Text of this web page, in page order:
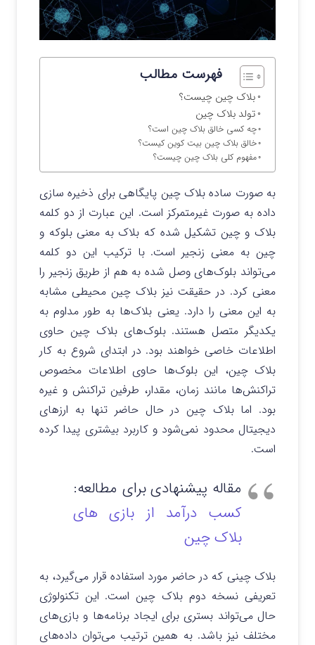
فهرست مطالب
بلاک چین چیست؟
تولد بلاک چین
چه کسی خالق بلاک چین است؟
خالق بلاک چین بیت کوین کیست؟
مفهوم کلی بلاک چین چیست؟
به صورت ساده بلاک چین پایگاهی برای ذخیره سازی
داده به صورت غیرمتمرکز است. این عبارت از دو کلمه
بلاک و چین تشکیل شده که بلاک به معنی بلوکه و
چین به معنی زنجیر است. با ترکیب این دو کلمه
می‌تواند بلوک‌های وصل شده به هم از طریق زنجیر را
معنی کرد. در حقیقت نیز بلاک چین محیطی مشابه
به این معنی را دارد. یعنی بلاک‌ها به طور مداوم به
یکدیگر متصل هستند. بلوک‌های بلاک چین حاوی
اطلاعات خاصی خواهند بود. در ابتدای شروع به کار
بلاک چین، این بلوک‌ها حاوی اطلاعات مخصوص
تراکنش‌ها مانند زمان، مقدار، طرفین تراکنش و غیره
بود. اما بلاک چین در حال حاضر تنها به ارزهای
دیجیتال محدود نمی‌شود و کاربرد بیشتری پیدا کرده
است.
مقاله پیشنهادی برای مطالعه:
کسب درآمد از بازی های
بلاک چین
بلاک چینی که در حاضر مورد استفاده قرار می‌گیرد، به
تعریفی نسخه دوم بلاک چین است. این تکنولوژی
حال می‌تواند بستری برای ایجاد برنامه‌ها و بازی‌های
مختلف نیز باشد. به همین ترتیب می‌توان داده‌های